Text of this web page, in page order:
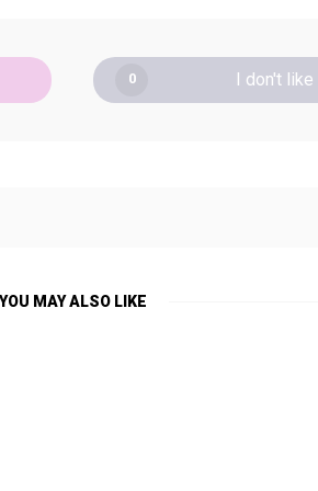
0 I don't like
YOU MAY ALSO LIKE